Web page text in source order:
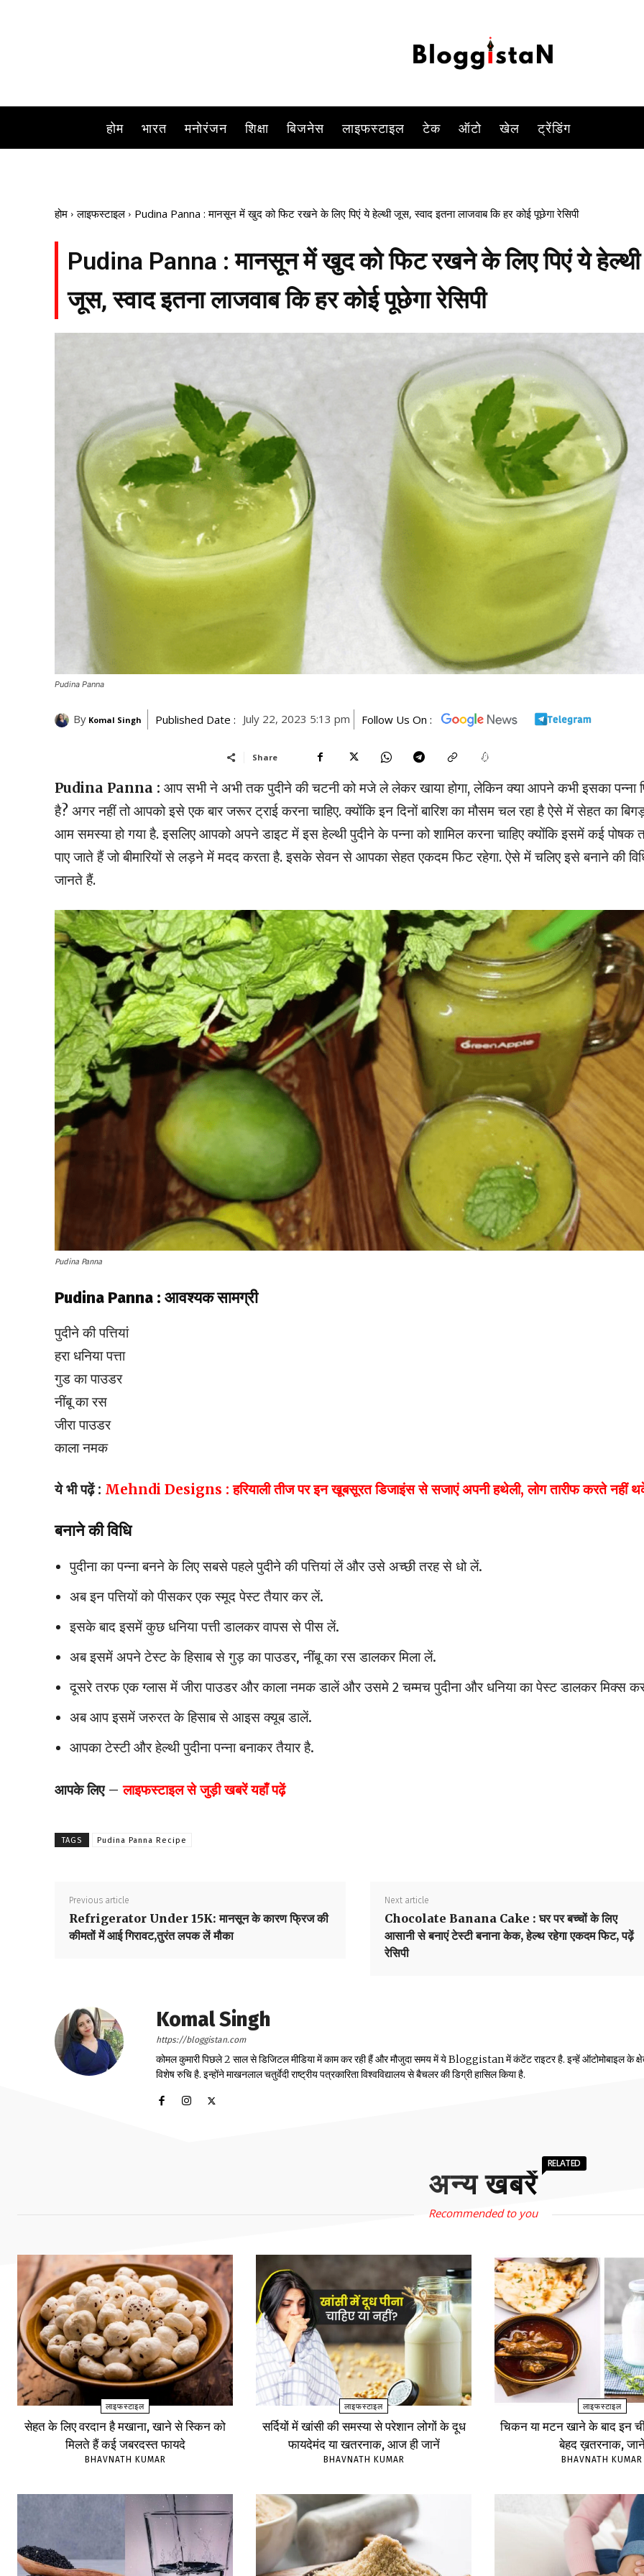
होम भारत मनोरंजन शिक्षा बिजनेस लाइफस्टाइल टेक ऑटो खेल ट्रेंडिंग
होम लाइफस्टाइल Pudina Panna : मानसून में खुद को फिट रखने के लिए पिएं ये हेल्थी जूस, स्वाद इतना लाजवाब कि हर कोई पूछेगा रेसिपी
Pudina Panna : मानसून में खुद को फिट रखने के लिए पिएं ये हेल्थी
जूस, स्वाद इतना लाजवाब कि हर कोई पूछेगा रेसिपी
Pudina Panna
By Komal Singh Published Date : July 22, 2023 5:13 pm Follow Us On :
Share
Pudina Panna : आप सभी ने अभी तक पुदीने की चटनी को मजे ले लेकर खाया होगा, लेकिन क्या आपने कभी इसका पन्ना
है? अगर नहीं तो आपको इसे एक बार जरूर ट्राई करना चाहिए. क्योंकि इन दिनों बारिश का मौसम चल रहा है ऐसे में सेहत का
आम समस्या हो गया है. इसलिए आपको अपने डाइट में इस हेल्थी पुदीने के पन्ना को शामिल करना चाहिए क्योंकि इसमें कई पोषक
पाए जाते हैं जो बीमारियों से लड़ने में मदद करता है. इसके सेवन से आपका सेहत एकदम फिट रहेगा. ऐसे में चलिए इसे बनाने की
जानते हैं.
Pudina Panna
Pudina Panna : आवश्यक सामग्री
पुदीने की पत्तियां
हरा धनिया पत्ता
गुड का पाउडर
नींबू का रस
जीरा पाउडर
काला नमक
ये भी पढ़ें : Mehndi Designs : हरियाली तीज पर इन खूबसूरत डिजाइंस से सजाएं अपनी हथेली, लोग तारीफ करते नहीं
बनाने की विधि
पुदीना का पन्ना बनने के लिए सबसे पहले पुदीने की पत्तियां लें और उसे अच्छी तरह से धो लें.
अब इन पत्तियों को पीसकर एक स्मूद पेस्ट तैयार कर लें.
इसके बाद इसमें कुछ धनिया पत्ती डालकर वापस से पीस लें.
अब इसमें अपने टेस्ट के हिसाब से गुड़ का पाउडर, नींबू का रस डालकर मिला लें.
दूसरे तरफ एक ग्लास में जीरा पाउडर और काला नमक डालें और उसमे 2 चम्मच पुदीना और धनिया का पेस्ट डालकर मिक्स
अब आप इसमें जरुरत के हिसाब से आइस क्यूब डालें.
आपका टेस्टी और हेल्थी पुदीना पन्ना बनाकर तैयार है.
आपके लिए –लाइफस्टाइल से जुड़ी खबरें यहाँ पढ़ें
TAGS Pudina Panna Recipe
Previous article
Refrigerator Under 15K: मानसून के कारण फ्रिज की
कीमतों में आई गिरावट,तुरंत लपक लें मौका
Next article
Chocolate Banana Cake : घर पर बच्चों के लिए
आसानी से बनाएं टेस्टी बनाना केक, हेल्थ रहेगा एकदम फिट, पढ़ें
रेसिपी
Komal Singh
https://bloggistan.com
कोमल कुमारी पिछले 2 साल से डिजिटल मीडिया में काम कर रही हैं और मौजुदा समय में ये Bloggistan में कंटेंट राइटर है. इन्हें ऑटोमोबाइल के
विशेष रुचि है. इन्होंने माखनलाल चतुर्वेदी राष्ट्रीय पत्रकारिता विश्वविद्यालय से बैचलर की डिग्री हासिल किया है.
अन्य खबरें
RELATED
Recommended to you
लाइफस्टाइल
सेहत के लिए वरदान है मखाना, खाने से स्किन को
मिलते हैं कई जबरदस्त फायदे
BHAVNATH KUMAR
लाइफस्टाइल
सर्दियों में खांसी की समस्या से परेशान लोगों के दूध
फायदेमंद या खतरनाक, आज ही जानें
BHAVNATH KUMAR
लाइफस्टाइल
चिकन या मटन खाने के बाद इन
बेहद ख़तरनाक,
BHAVNATH KUMAR